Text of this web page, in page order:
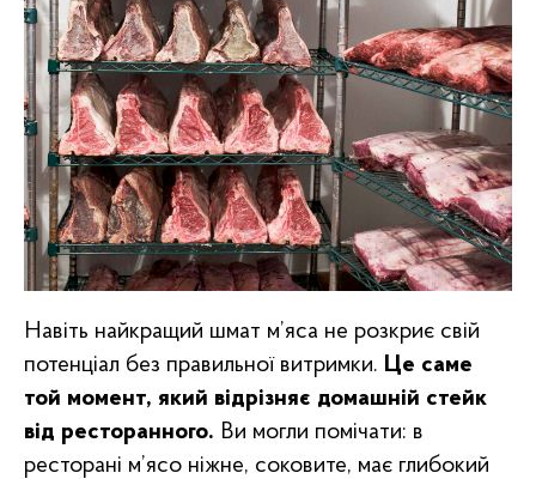
Навіть найкращий шмат м’яса не розкриє свій
потенціал без правильної витримки. Це саме
той момент, який відрізняє домашній стейк
від ресторанного. Ви могли помічати: в
ресторані м’ясо ніжне, соковите, має глибокий